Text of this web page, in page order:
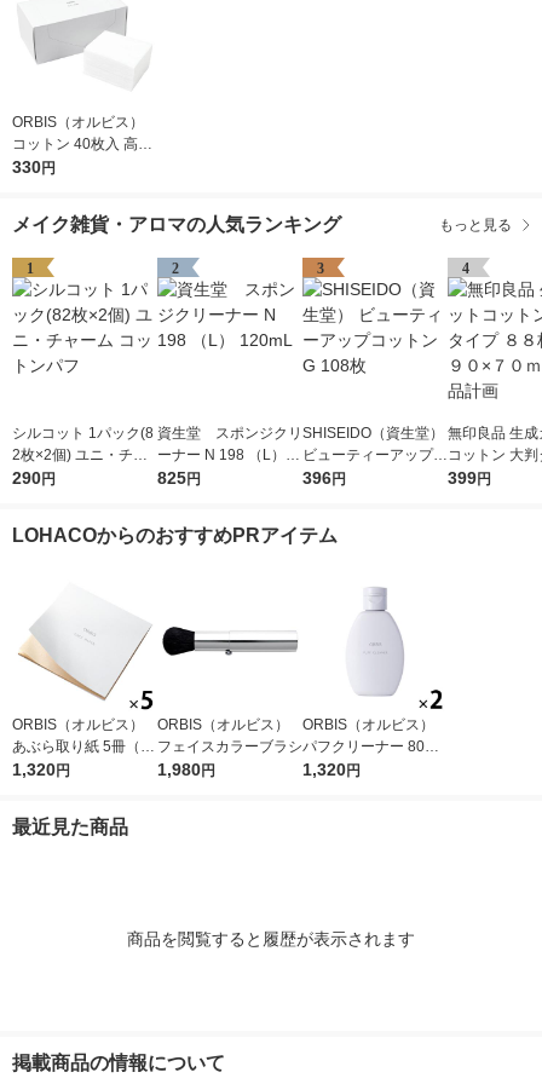
ORBIS（オルビス）
コットン 40枚入 高級
綿100％
330円
メイク雑貨・アロマの人気ランキング もっと見る
1
シルコット 1パック(8
2枚×2個) ユニ・チャ
ーム コットンパフ
290円
2
資生堂 スポンジクリ
ーナー N 198 （L） 1
20mL
825円
3
SHISEIDO（資生堂）
ビューティーアップコ
ットン G 108枚
396円
4
無印良品 生成
コットン 大
８８枚入 約
399円
LOHACOからのおすすめPRアイテム
ORBIS（オルビス）
あぶら取り紙 5冊（30
枚×5冊）
1,320円
ORBIS（オルビス）
フェイスカラーブラシ
1,980円
ORBIS（オルビス）
パフクリーナー 80mL
×2個
1,320円
最近見た商品
商品を閲覧すると履歴が表示されます
掲載商品の情報について